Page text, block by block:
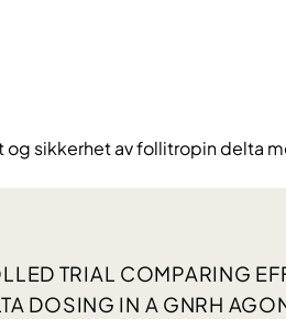
sikkerhet av follitropin delta
TRIAL COMPARING
DOSING IN A GNRH